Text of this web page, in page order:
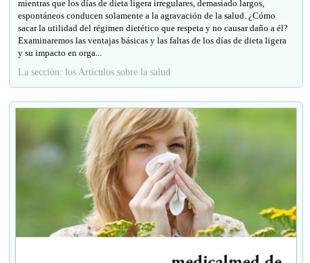
mientras que los días de dieta ligera irregulares, demasiado largos,
espontáneos conducen solamente a la agravación de la salud. ¿Cómo
sacar la utilidad del régimen dietético que respeta y no causar daño a él?
Examinaremos las ventajas básicas y las faltas de los días de dieta ligera
y su impacto en orga...
La sección: los Artículos sobre la salud